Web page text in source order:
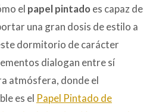
el papel pintado es capaz de
una gran dosis de estilo a
dormitorio de carácter
dialogan entre sí
atmósfera, donde el
es el Papel Pintado de